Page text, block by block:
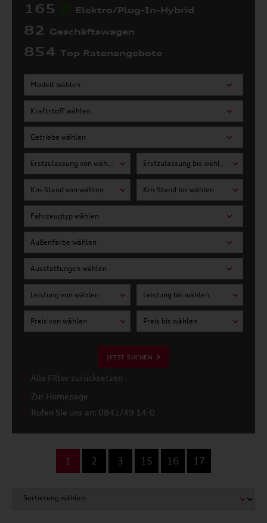
165 Elektro/Plug-In-Hybrid
82 Geschäftswagen
854 Top Ratenangebote
Modell wählen
Kraftstoff wählen
Getriebe wählen
Erstzulassung von wählen Erstzulassung bis wählen
Km-Stand von wählen Km-Stand bis wählen
Fahrzeugtyp wählen
Außenfarbe wählen
Ausstattungen wählen
Leistung von wählen Leistung bis wählen
Preis von wählen Preis bis wählen
JETZT SUCHEN
Alle Filter zurücksetzen
Zur Homepage
Rufen Sie uns an: 0841/49 14-0
1 2 3 15 16 17